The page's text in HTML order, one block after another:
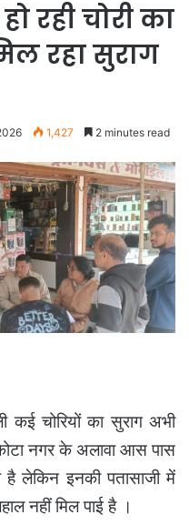
रही चोरी का
रहा सुराग
1,427 2 minutes read
कई चोरियों का सुराग अभी
नगर के अलावा आस पास
है लेकिन इनकी पतासाजी में
नहीं मिल पाई है ।